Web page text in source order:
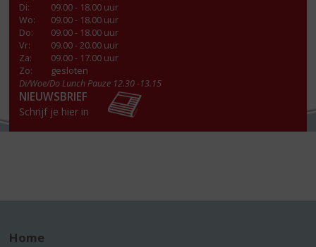
Di:
09.00 - 18.00 uur
Wo:
09.00 - 18.00 uur
Do:
09.00 - 18.00 uur
Vr:
09.00 - 20.00 uur
Za:
09.00 - 17.00 uur
Zo:
gesloten
Di/Woe/Do Lunch Pauze 12.30 -13.15
NIEUWSBRIEF
Schrijf je hier in
Home